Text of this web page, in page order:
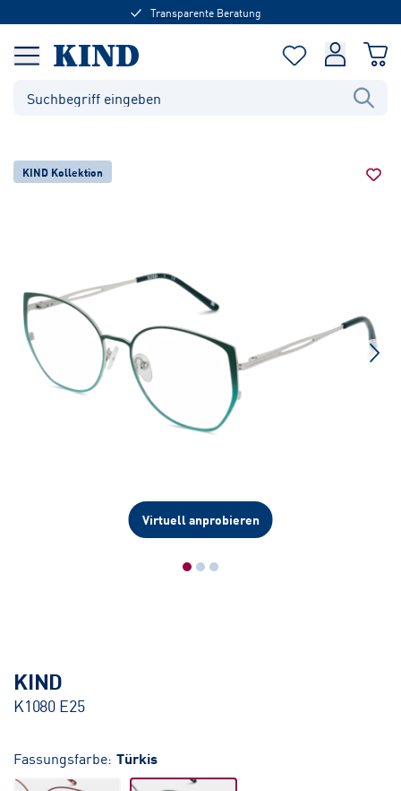
Transparente Beratung
KIND Kollektion
Virtuell anprobieren
KIND
K1080 E25
Fassungsfarbe: Türkis